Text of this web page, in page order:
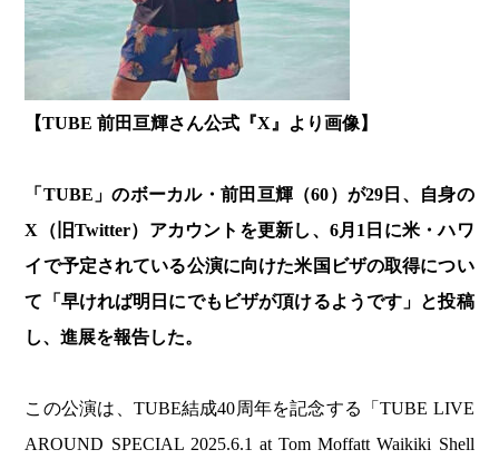
【TUBE 前田亘輝さん公式『X』より画像】
「TUBE」のボーカル・前田亘輝（60）が29日、自身の
X（旧Twitter）アカウントを更新し、6月1日に米・ハワ
イで予定されている公演に向けた米国ビザの取得につい
て「早ければ明日にでもビザが頂けるようです」と投稿
し、進展を報告した。
この公演は、TUBE結成40周年を記念する「TUBE LIVE
AROUND SPECIAL 2025.6.1 at Tom Moffatt Waikiki Shell